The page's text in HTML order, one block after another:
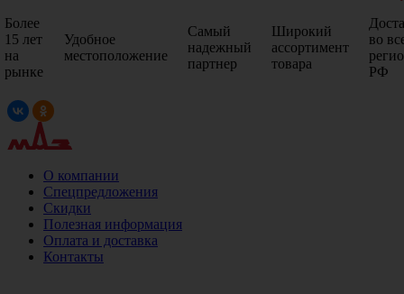
Более
15 лет
на
рынке
Удобное
местоположение
Самый
надежный
партнер
Широкий
ассортимент
товара
во
РФ
О компании
Спецпредложения
Скидки
Полезная информация
Оплата и доставка
Контакты